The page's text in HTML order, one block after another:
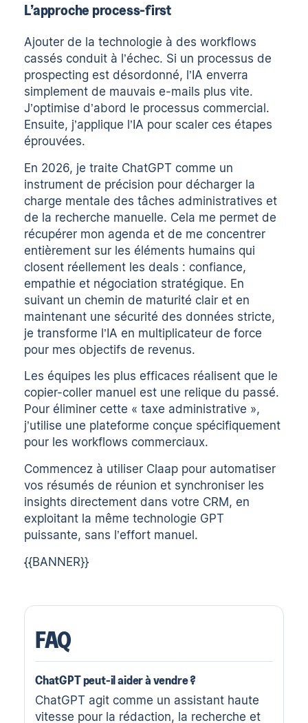
L’approche process-first
Ajouter de la technologie à des workflows
cassés conduit à l’échec. Si un processus de
prospecting est désordonné, l’IA enverra
simplement de mauvais e-mails plus vite.
J’optimise d’abord le processus commercial.
Ensuite, j’applique l’IA pour scaler ces étapes
éprouvées.
En 2026, je traite ChatGPT comme un
instrument de précision pour décharger la
charge mentale des tâches administratives et
de la recherche manuelle. Cela me permet de
récupérer mon agenda et de me concentrer
entièrement sur les éléments humains qui
closent réellement les deals : confiance,
empathie et négociation stratégique. En
suivant un chemin de maturité clair et en
maintenant une sécurité des données stricte,
je transforme l’IA en multiplicateur de force
pour mes objectifs de revenus.
Les équipes les plus efficaces réalisent que le
copier-coller manuel est une relique du passé.
Pour éliminer cette « taxe administrative »,
j’utilise une plateforme conçue spécifiquement
pour les workflows commerciaux.
Commencez à utiliser Claap pour automatiser
vos résumés de réunion et synchroniser les
insights directement dans votre CRM, en
exploitant la même technologie GPT
puissante, sans l’effort manuel.
{{BANNER}}
FAQ
ChatGPT peut-il aider à vendre ?
ChatGPT agit comme un assistant haute
vitesse pour la rédaction, la recherche et